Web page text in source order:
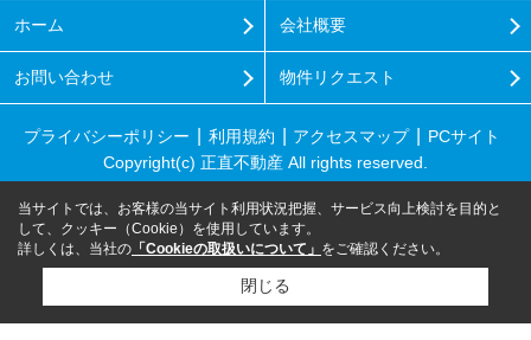
ホーム 会社概要
お問い合わせ 物件リクエスト
プライバシーポリシー 利用規約 アクセスマップ
PCサイト
Copyright(c) 正直不動産 All rights reserved.
当サイトでは、お客様の当サイト利用状況把握、サービス向上検討を目的と
して、クッキー（Cookie）を使用しています。
詳しくは、当社の 「Cookieの取扱いについて」 をご確認ください。
閉じる